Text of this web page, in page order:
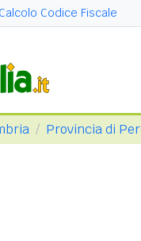
Calcolo Codice Fiscale
Provincia di